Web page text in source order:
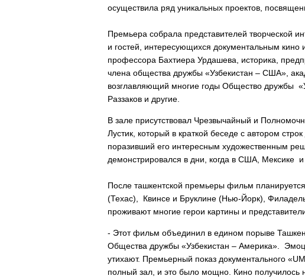
осуществила ряд уникальных проектов,
Премьера собрала представителей творческой
и гостей, интересующихся документальным кино
профессора Бахтиера Урдашева, историка,
члена общества дружбы «Узбекистан – США»,
возглавляющий многие годы Общество дружбы
Раззаков и другие.
В зале присутствовал Чрезвычайный и
Лустик, который в краткой беседе с автором
поразивший его интересным художественным
демонстрировался в дни, когда в США, Мексике
После ташкентской премьеры фильм
(Техас), Квинсе и Бруклине (Нью-Йорк),
проживают многие герои картины и
- Этот фильм объединил в едином порыве
Общества дружбы «Узбекистан – Америка».
утихают. Премьерный показ документального
полный зал, и это было мощно. Кино получилось